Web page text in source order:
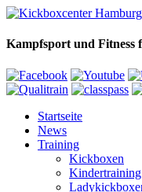
Kampfsport und Fitness
Startseite
News
Training
Kickboxen
Kindertraining